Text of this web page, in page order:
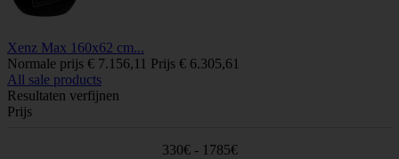
Xenz Max 160x62 cm...
Normale prijs € 7.156,11 Prijs € 6.305,61
All sale products
Resultaten verfijnen
Prijs
330€ - 1785€